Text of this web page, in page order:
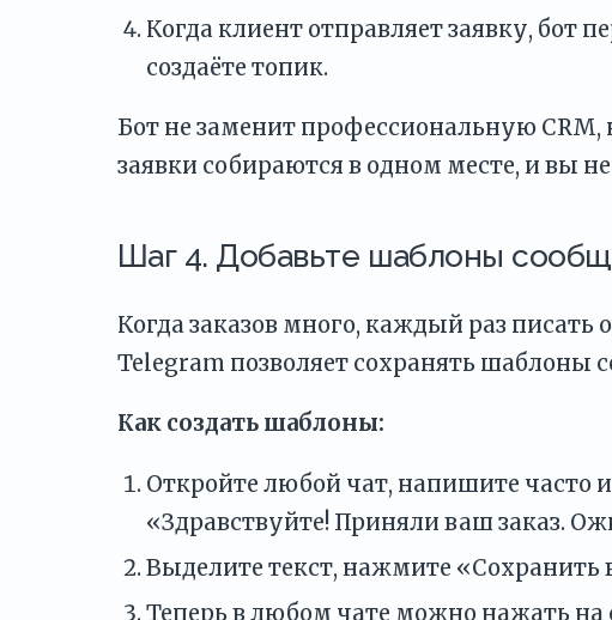
Когда клиент отправляет заявку, бот
создаёте топик.
Бот не заменит профессиональную
заявки собираются в одном месте, и вы
Шаг 4. Добавьте шаблоны
Когда заказов много, каждый раз
Telegram позволяет сохранять шаблоны
Как создать шаблоны:
Откройте любой чат, напишите часто
«Здравствуйте! Приняли ваш заказ.
Выделите текст, нажмите «Сохранить
Теперь в любом чате можно нажать